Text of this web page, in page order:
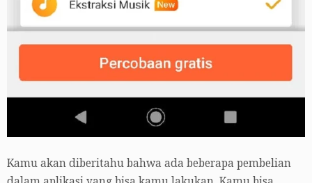
Kamu akan diberitahu bahwa ada beberapa pembelian